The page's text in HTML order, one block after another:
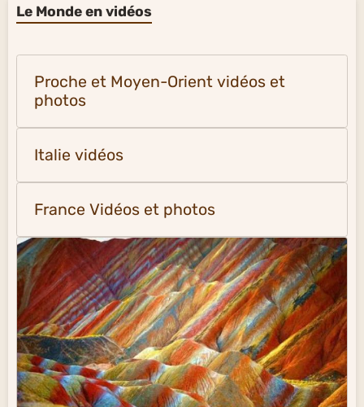
Le Monde en vidéos
Proche et Moyen-Orient vidéos et
photos
Italie vidéos
France Vidéos et photos